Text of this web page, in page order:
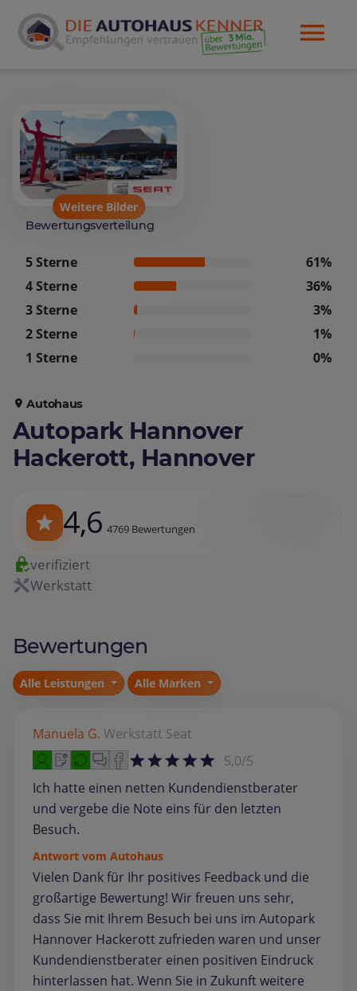
Weitere Bilder
Bewertungsverteilung
5 Sterne
61%
4 Sterne
36%
3 Sterne
3%
2 Sterne
1%
1 Sterne
0%
Autohaus
Autopark Hannover
Hackerott, Hannover
4,6 4769 Bewertungen
verifiziert
Werkstatt
Bewertungen
Alle Leistungen Alle Marken
Manuela G. Werkstatt Seat
5,0/5
Ich hatte einen netten Kundendienstberater
und vergebe die Note eins für den letzten
Besuch.
Antwort vom Autohaus
Vielen Dank für Ihr positives Feedback und die
großartige Bewertung! Wir freuen uns sehr,
dass Sie mit Ihrem Besuch bei uns im Autopark
Hannover Hackerott zufrieden waren und unser
Kundendienstberater einen positiven Eindruck
hinterlassen hat. Wenn Sie in Zukunft weitere